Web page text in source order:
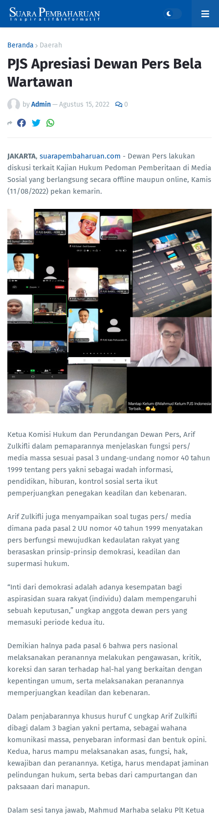
Beranda Daerah
PJS Apresiasi Dewan Pers Bela
Wartawan
byAdmin—Agustus 15, 2022 0
JAKARTA, suarapembaharuan.com - Dewan Pers lakukan
diskusi terkait Kajian Hukum Pedoman Pemberitaan di Media
Sosial yang berlangsung secara offline maupun online, Kamis
(11/08/2022) pekan kemarin.
Ketua Komisi Hukum dan Perundangan Dewan Pers, Arif
Zulkifli dalam pemaparannya menjelaskan fungsi pers/
media massa sesuai pasal 3 undang-undang nomor 40 tahun
1999 tentang pers yakni sebagai wadah informasi,
pendidikan, hiburan, kontrol sosial serta ikut
pemperjuangkan penegakan keadilan dan kebenaran.
Arif Zulkifli juga menyampaikan soal tugas pers/ media
dimana pada pasal 2 UU nomor 40 tahun 1999 menyatakan
pers berfungsi mewujudkan kedaulatan rakyat yang
berasaskan prinsip-prinsip demokrasi, keadilan dan
supermasi hukum.
“Inti dari demokrasi adalah adanya kesempatan bagi
aspirasidan suara rakyat (individu) dalam mempengaruhi
sebuah keputusan,” ungkap anggota dewan pers yang
memasuki periode kedua itu.
Demikian halnya pada pasal 6 bahwa pers nasional
melaksanakan peranannya melakukan pengawasan, kritik,
koreksi dan saran terhadap hal-hal yang berkaitan dengan
kepentingan umum, serta melaksanakan peranannya
memperjuangkan keadilan dan kebenaran.
Dalam penjabarannya khusus huruf C ungkap Arif Zulkifli
dibagi dalam 3 bagian yakni pertama, sebagai wahana
komunikasi massa, penyebaran informasi dan bentuk opini.
Kedua, harus mampu melaksanakan asas, fungsi, hak,
kewajiban dan peranannya. Ketiga, harus mendapat jaminan
pelindungan hukum, serta bebas dari campurtangan dan
paksaaan dari manapun.
Dalam sesi tanya jawab, Mahmud Marhaba selaku Plt Ketua